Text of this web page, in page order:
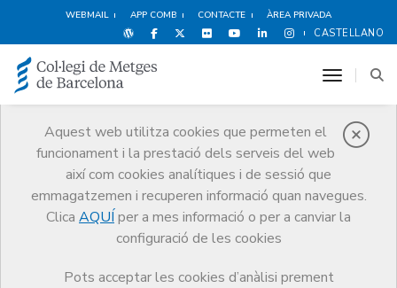
WEBMAIL APP COMB CONTACTE ÀREA PRIVADA
CASTELLANO
Aquest web utilitza cookies que permeten el
funcionament i la prestació dels serveis del web
així com cookies analítiques i de sessió que
emmagatzemen i recuperen informació quan navegues.
Clica AQUÍ per a mes informació o per a canviar la
configuració de les cookies
Pots acceptar les cookies d’anàlisi prement
toggle
Notícies
Estudi del Programa de Protecció Social